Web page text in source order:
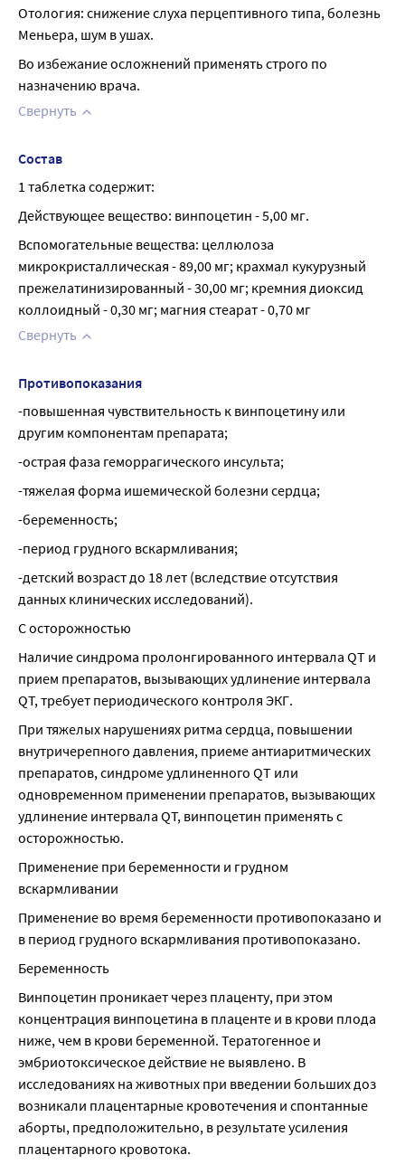
Отология: снижение слуха перцептивного типа, болезнь
Меньера, шум в ушах.
Во избежание осложнений применять строго по
назначению врача.
Свернуть
Состав
1 таблетка содержит:
Действующее вещество: винпоцетин - 5,00 мг.
Вспомогательные вещества: целлюлоза
микрокристаллическая - 89,00 мг; крахмал кукурузный
прежелатинизированный - 30,00 мг; кремния диоксид
коллоидный - 0,30 мг; магния стеарат - 0,70 мг
Свернуть
Противопоказания
-повышенная чувствительность к винпоцетину или
другим компонентам препарата;
-острая фаза геморрагического инсульта;
-тяжелая форма ишемической болезни сердца;
-беременность;
-период грудного вскармливания;
-детский возраст до 18 лет (вследствие отсутствия
данных клинических исследований).
С осторожностью
Наличие синдрома пролонгированного интервала QT и
прием препаратов, вызывающих удлинение интервала
QT, требует периодического контроля ЭКГ.
При тяжелых нарушениях ритма сердца, повышении
внутричерепного давления, приеме антиаритмических
препаратов, синдроме удлиненного QT или
одновременном применении препаратов, вызывающих
удлинение интервала QT, винпоцетин применять с
осторожностью.
Применение при беременности и грудном
вскармливании
Применение во время беременности противопоказано и
в период грудного вскармливания противопоказано.
Беременность
Винпоцетин проникает через плаценту, при этом
концентрация винпоцетина в плаценте и в крови плода
ниже, чем в крови беременной. Тератогенное и
эмбриотоксическое действие не выявлено. В
исследованиях на животных при введении больших доз
возникали плацентарные кровотечения и спонтанные
аборты, предположительно, в результате усиления
плацентарного кровотока.